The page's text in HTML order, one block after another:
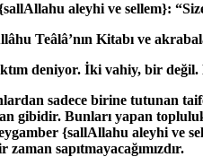
aleyhi ve sellem}:
Teâlâ’nın Kitabı ve
deniyor. İki vahiy, bir değil.
sadece birine tutunan
gibidir. Bunları yapan
{sallAllahu aleyhi ve
sapıtmayacağımızdır.